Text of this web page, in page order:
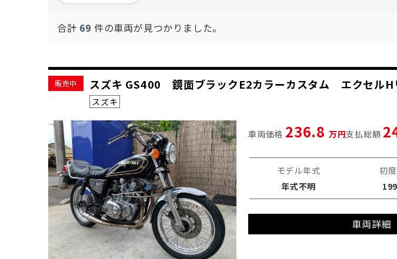
合計 69 件の車両が見つかりました。
販売中 スズキ GS400 鏡面ブラックE2カラーカスタム エクセ
スズキ
車両価格 236.8 万円支払総額
モデル年式
年式不明
初
車両詳細